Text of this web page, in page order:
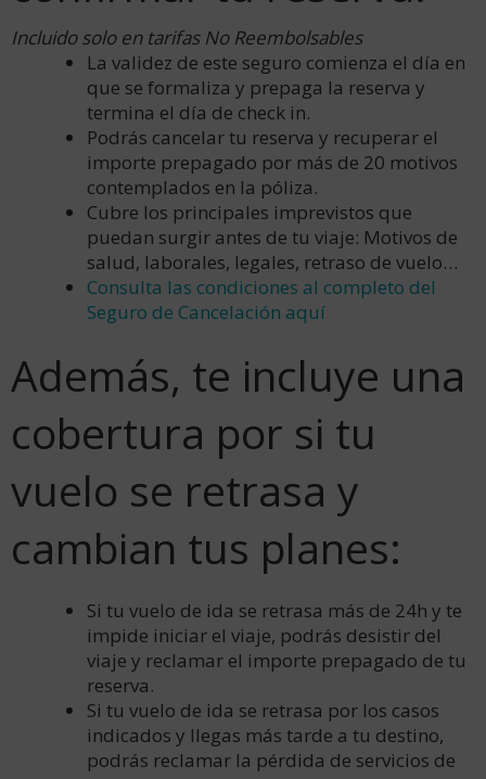
Incluido solo en tarifas No Reembolsables
La validez de este seguro comienza el día en
que se formaliza y prepaga la reserva y
termina el día de check in.
Podrás cancelar tu reserva y recuperar el
importe prepagado por más de 20 motivos
contemplados en la póliza.
Cubre los principales imprevistos que
puedan surgir antes de tu viaje: Motivos de
salud, laborales, legales, retraso de vuelo…
Consulta las condiciones al completo del
Seguro de Cancelación aquí
Además, te incluye una
cobertura por si tu
vuelo se retrasa y
cambian tus planes:
Si tu vuelo de ida se retrasa más de 24h y te
impide iniciar el viaje, podrás desistir del
viaje y reclamar el importe prepagado de tu
reserva.
Si tu vuelo de ida se retrasa por los casos
indicados y llegas más tarde a tu destino,
podrás reclamar la pérdida de servicios de